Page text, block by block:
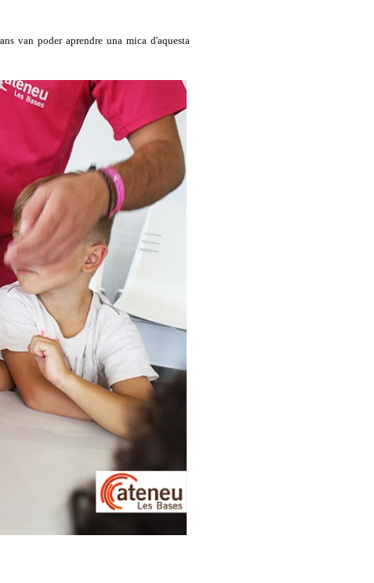
van poder aprendre una mica d'aquesta